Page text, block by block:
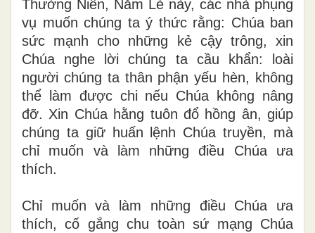
Thường Niên, Năm Lẻ này, các nhà phụng
vụ muốn chúng ta ý thức rằng: Chúa ban
sức mạnh cho những kẻ cậy trông, xin
Chúa nghe lời chúng ta cầu khẩn: loài
người chúng ta thân phận yếu hèn, không
thể làm được chi nếu Chúa không nâng
đỡ. Xin Chúa hằng tuôn đổ hồng ân, giúp
chúng ta giữ huấn lệnh Chúa truyền, mà
chỉ muốn và làm những điều Chúa ưa
thích.
Chỉ muốn và làm những điều Chúa ưa
thích, cố gắng chu toàn sứ mạng Chúa